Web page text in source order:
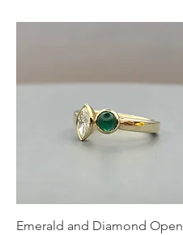
Schnellansicht
Emerald and Diamond Open